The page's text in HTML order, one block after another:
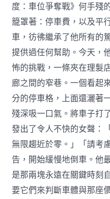
度：車位爭奪戰》何手殘
籠罩著：停車費，以及平
車，彷彿繼承了他所有的
提供過任何幫助。今天，
怖的挑戰，一條夾在理髮
廊之間的窄巷。一個看起
分的停車格，上面還灑著
殘深吸一口氣。將車子打
發出了令人不快的女聲：
無限趨近於零。」「請考
告，開始緩慢地倒車。他
是那兩塊永遠在關鍵時刻
要它們來判斷車體與那座